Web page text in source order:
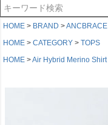
HOME BRAND
ANCBRACE
HOME
CATEGORY
TOPS
HOME
Air Hybrid Merino Shirt